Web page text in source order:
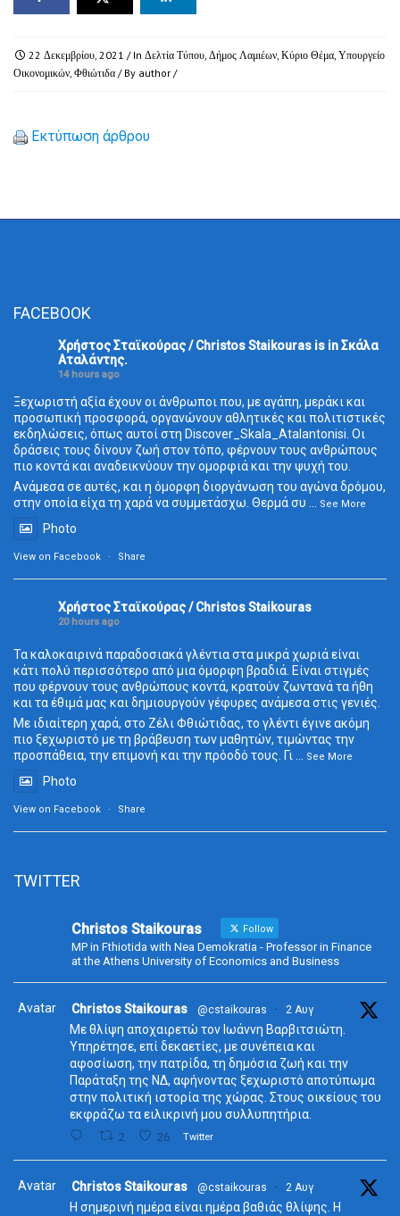
22 Δεκεμβρίου, 2021 / In Δελτία Τύπου, Δήμος Λαμιέων, Κύριο Θέμα, Υπουργείο
Οικονομικών, Φθιώτιδα / By author /
Εκτύπωση άρθρου
FACEBOOK
Χρήστος Σταϊκούρας / Christos Staikouras is in Σκάλα
Aταλάντης.
14 hours ago
Ξεχωριστή αξία έχουν οι άνθρωποι που, με αγάπη, μεράκι και
προσωπική προσφορά, οργανώνουν αθλητικές και πολιτιστικές
εκδηλώσεις, όπως αυτοί στη Discover_Skala_Atalantonisi. Οι
δράσεις τους δίνουν ζωή στον τόπο, φέρνουν τους ανθρώπους
πιο κοντά και αναδεικνύουν την ομορφιά και την ψυχή του.
Ανάμεσα σε αυτές, και η όμορφη διοργάνωση του αγώνα δρόμου,
στην οποία είχα τη χαρά να συμμετάσχω. Θερμά συ
See More
Photo
View on Facebook · Share
Χρήστος Σταϊκούρας / Christos Staikouras
20 hours ago
Τα καλοκαιρινά παραδοσιακά γλέντια στα μικρά χωριά είναι
κάτι πολύ περισσότερο από μια όμορφη βραδιά. Είναι στιγμές
που φέρνουν τους ανθρώπους κοντά, κρατούν ζωντανά τα ήθη
και τα έθιμά μας και δημιουργούν γέφυρες ανάμεσα στις γενιές.
Με ιδιαίτερη χαρά, στο Ζέλι Φθιώτιδας, το γλέντι έγινε ακόμη
πιο ξεχωριστό με τη βράβευση των μαθητών, τιμώντας την
προσπάθεια, την επιμονή και την πρόοδό τους. Γι
See More
Photo
View on Facebook · Share
TWITTER
Christos Staikouras Follow
MP in Fthiotida with Nea Demokratia - Professor in Finance
at the Athens University of Economics and Business
Avatar Christos Staikouras @cstaikouras · 2 Αυγ
Με θλίψη αποχαιρετώ τον Ιωάννη Βαρβιτσιώτη.
Υπηρέτησε, επί δεκαετίες, με συνέπεια και
αφοσίωση, την πατρίδα, τη δημόσια ζωή και την
Παράταξη της ΝΔ, αφήνοντας ξεχωριστό αποτύπωμα
στην πολιτική ιστορία της χώρας. Στους οικείους του
εκφράζω τα ειλικρινή μου συλλυπητήρια.
2 26 Twitter
Avatar Christos Staikouras @cstaikouras · 2 Αυγ
Η σημερινή ημέρα είναι ημέρα βαθιάς θλίψης. Η